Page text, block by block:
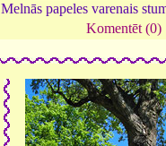
Melnās papeles varenais
Komentēt (0)